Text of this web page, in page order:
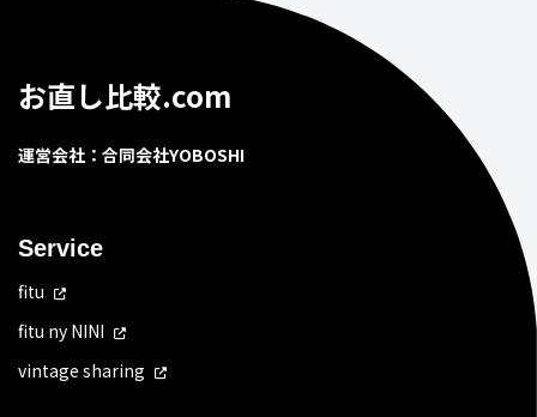
お直し比較.com
運営会社：合同会社YOBOSHI
Service
fitu
fitu ny NINI
vintage sharing